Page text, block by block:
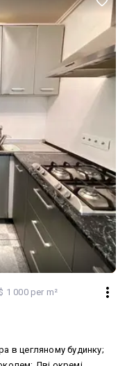
1 000 per m²
в цегляному будинку;